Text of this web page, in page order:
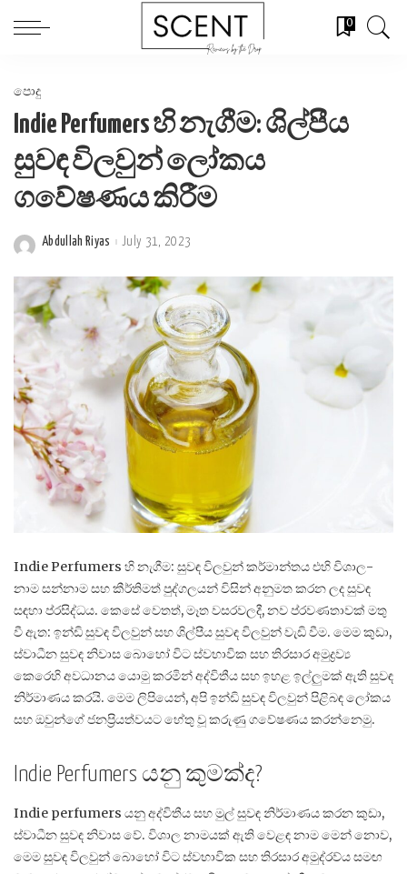
0
පොදු
Indie Perfumers හි නැගීම: ශිල්පීය
සුවඳ විලවුන් ලෝකය
ගවේෂණය කිරීම
Posted
Abdullah Riyas July 31, 2023
Indie Perfumers හි නැගීම: සුවඳ විලවුන් කර්මාන්තය එහි විශාල-
නාම සන්නාම සහ කීර්තිමත් පුද්ගලයන් විසින් අනුමත කරන ලද සුවඳ
සඳහා ප්රසිද්ධය. කෙසේ වෙතත්, මෑත වසරවලදී, නව ප්රවණතාවක් මතු
වී ඇත: ඉන්ඩි සුවඳ විලවුන් සහ ශිල්පීය සුවඳ විලවුන් වැඩි වීම. මෙම කුඩා,
ස්වාධීන සුවඳ නිවාස බොහෝ විට ස්වභාවික සහ තිරසාර අමුද්‍රව්‍ය
කෙරෙහි අවධානය යොමු කරමින් අද්විතීය සහ ඉහළ ඉල්ලුමක් ඇති සුවඳ
නිර්මාණය කරයි. මෙම ලිපියෙන්, අපි ඉන්ඩි සුවඳ විලවුන් පිළිබඳ ලෝකය
සහ ඔවුන්ගේ ජනප්‍රියත්වයට හේතු වූ කරුණු ගවේෂණය කරන්නෙමු.
Indie Perfumers යනු කුමක්ද?
Indie perfumers යනු අද්විතීය සහ මුල් සුවඳ නිර්මාණය කරන කුඩා,
ස්වාධීන සුවඳ නිවාස වේ. විශාල නාමයක් ඇති වෙළඳ නාම මෙන් නොව,
මෙම සුවඳ විලවුන් බොහෝ විට ස්වභාවික සහ තිරසාර අමුද්රව්ය සමඟ